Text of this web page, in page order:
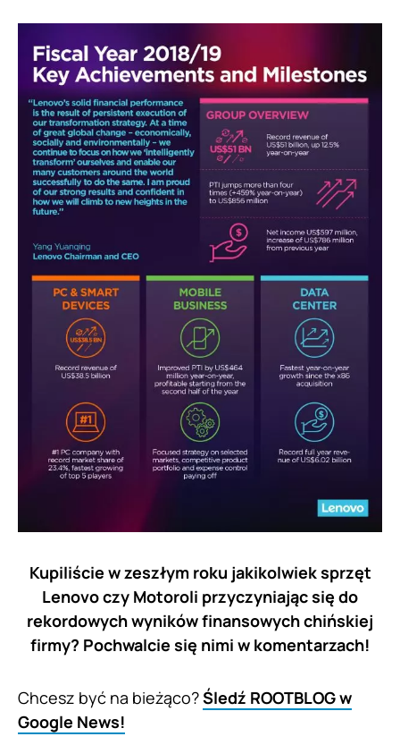
Kupiliście w zeszłym roku jakikolwiek sprzęt
Lenovo czy Motoroli przyczyniając się do
rekordowych wyników finansowych chińskiej
firmy? Pochwalcie się nimi w komentarzach!
Chcesz być na bieżąco?Śledź ROOTBLOG w
Google News!